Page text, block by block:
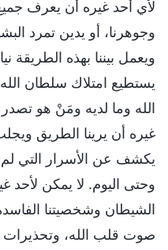
لأي أحد غيره أن يعرف جميع
وجوهرنا، أو يدين تمرد
ويعمل بيننا بهذه الطريقة
يستطيع امتلاك سلطان
الله وما لديه ومَنْ هو تصدر
غيره أن يرينا الطريق
يكشف عن الأسرار التي لم
وحتى اليوم. لا يمكن لأحد
الشيطان وشخصيتنا
صوت قلب الله، وتحذيرات